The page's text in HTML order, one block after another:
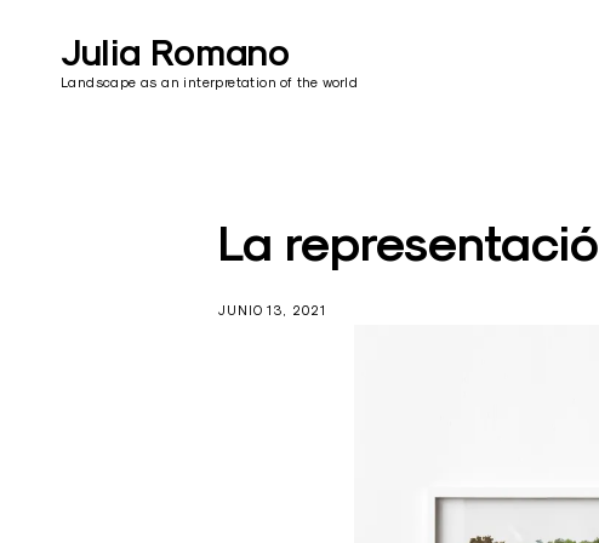
contentJulia Romano
Landscape as an interpretation of the world
La
JUNIO 13, 2021